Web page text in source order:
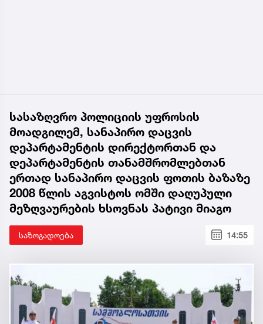
სასაზღვრო პოლიციის უფროსის
მოადგილემ, სანაპირო დაცვის
დეპარტამენტის დირექტორთან და
დეპარტამენტის თანამშრომლებთან
ერთად სანაპირო დაცვის ფოთის ბაზაზე
2008 წლის აგვისტოს ომში დაღუპული
მეზღვაურების ხსოვნას პატივი მიაგო
საზოგადოება 14:55